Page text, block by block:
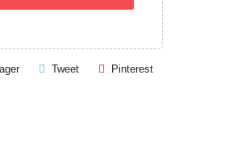
Tweet Pinterest